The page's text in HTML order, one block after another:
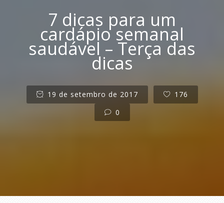
7 dicas para um
cardápio semanal
saudável – Terça das
dicas
19 de setembro de 2017
176
0